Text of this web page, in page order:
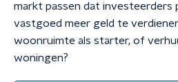
markt passen dat investeerders
vastgoed meer geld te
woonruimte als starter, of
woningen?